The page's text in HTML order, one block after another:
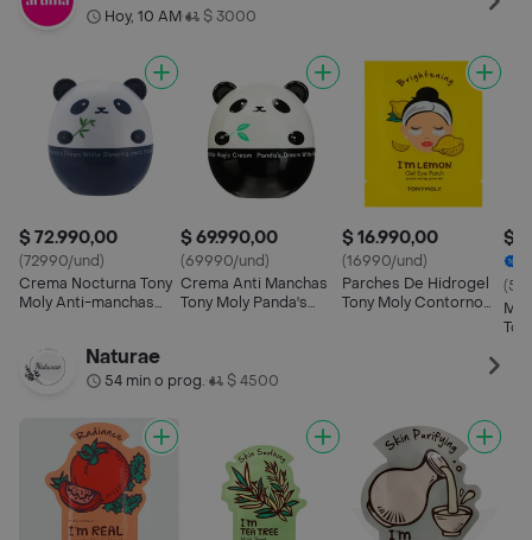
Hoy, 10 AM• $ 3000
$ 72.990,00
(72990/und)
Crema Nocturna Tony
Moly Anti-manchas
$ 69.990,00
(69990/und)
Crema Anti Manchas
Tony Moly Panda's
$ 16.990,00
(16990/und)
Parches De Hidrogel
Tony Moly Contorno
$
Naturae
54 min o prog.• $ 4500